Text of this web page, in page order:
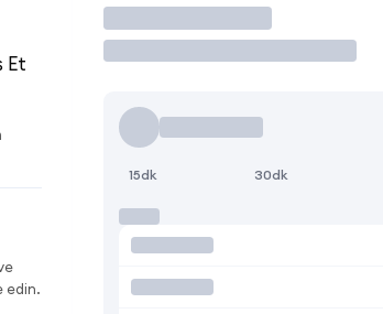
Et
edin.
İşlem Yap
15dk 30dk